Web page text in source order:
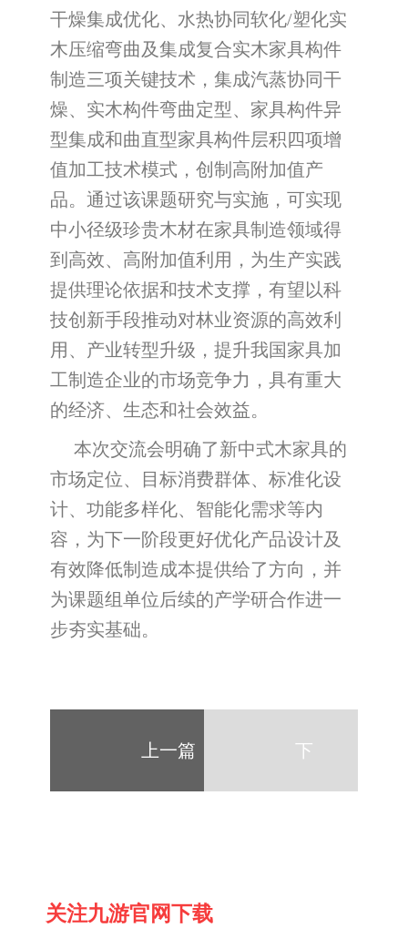
干燥集成优化、水热协同软化/塑化实
木压缩弯曲及集成复合实木家具构件
制造三项关键技术，集成汽蒸协同干
燥、实木构件弯曲定型、家具构件异
型集成和曲直型家具构件层积四项增
值加工技术模式，创制高附加值产
品。通过该课题研究与实施，可实现
中小径级珍贵木材在家具制造领域得
到高效、高附加值利用，为生产实践
提供理论依据和技术支撑，有望以科
技创新手段推动对林业资源的高效利
用、产业转型升级，提升我国家具加
工制造企业的市场竞争力，具有重大
的经济、生态和社会效益。
本次交流会明确了新中式木家具的
市场定位、目标消费群体、标准化设
计、功能多样化、智能化需求等内
容，为下一阶段更好优化产品设计及
有效降低制造成本提供给了方向，并
为课题组单位后续的产学研合作进一
步夯实基础。
上一篇 下
关注九游官网下载